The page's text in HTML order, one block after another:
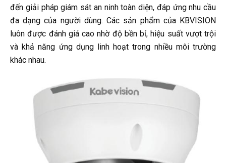
đến giải pháp giám sát an ninh toàn diện, đáp ứng nhu cầu
đa dạng của người dùng. Các sản phẩm của KBVISION
luôn được đánh giá cao nhờ độ bền bỉ, hiệu suất vượt trội
và khả năng ứng dụng linh hoạt trong nhiều môi trường
khác nhau.